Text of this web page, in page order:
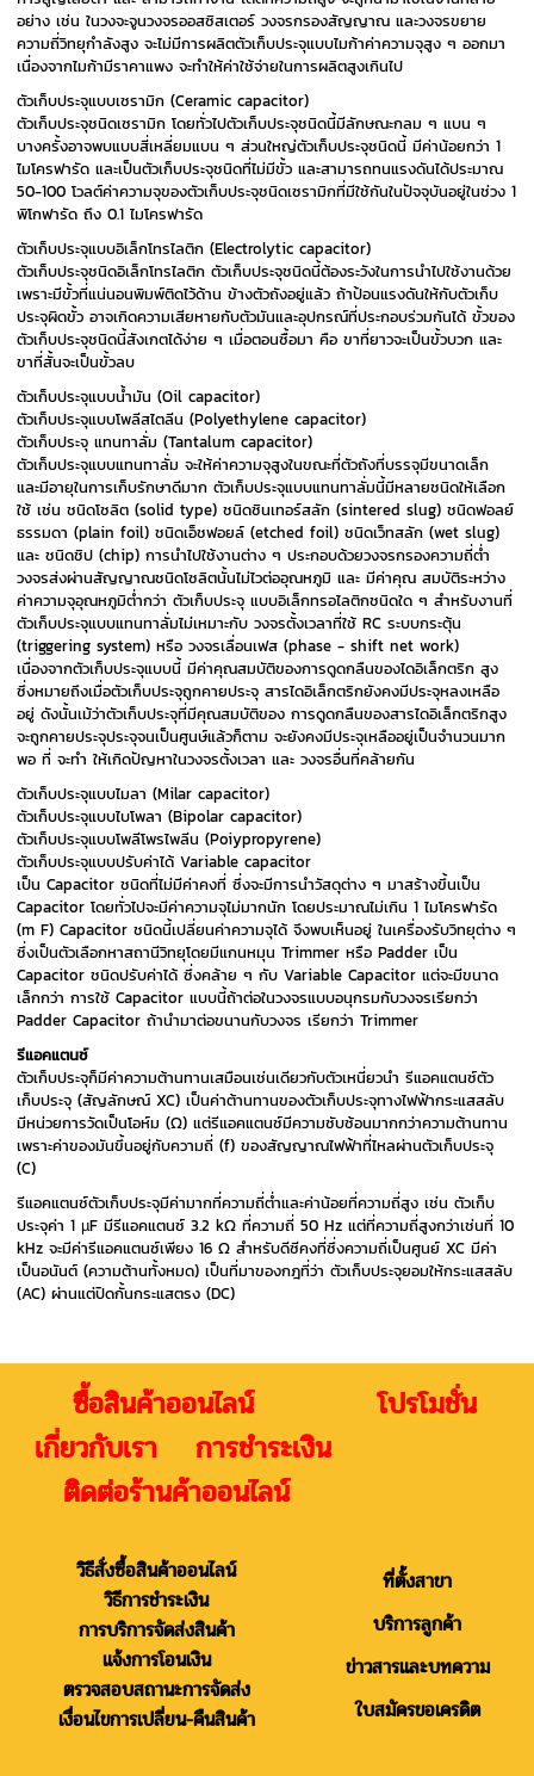
อย่าง เช่น ในวงจะจูนวงจรออสซิสเตอร์ วงจรกรองสัญญาณ และวงจรขยาย
ความถี่วิทยุกำลังสูง จะไม่มีการผลิตตัวเก็บประจุแบบไมก้าค่าความจุสูง ๆ ออกมา
เนื่องจากไมก้ามีราคาแพง จะทำให้ค่าใช้จ่ายในการผลิตสูงเกินไป
ตัวเก็บประจุแบบเซรามิก (Ceramic capacitor)
ตัวเก็บประจุชนิดเซรามิก โดยทั่วไปตัวเก็บประจุชนิดนี้มีลักษณะกลม ๆ แบน ๆ
บางครั้งอาจพบแบบสี่เหลี่ยมแบน ๆ ส่วนใหญ่ตัวเก็บประจุชนิดนี้ มีค่าน้อยกว่า 1
ไมโครฟารัด และเป็นตัวเก็บประจุชนิดที่ไม่มีขั้ว และสามารถทนแรงดันได้ประมาณ
50-100 โวลต์ค่าความจุของตัวเก็บประจุชนิดเซรามิกที่มีใช้กันในปัจจุบันอยู่ในช่วง 1
พิโกฟารัด ถึง 0.1 ไมโครฟารัด
ตัวเก็บประจุแบบอิเล็กโทรไลติก (Electrolytic capacitor)
ตัวเก็บประจุชนิดอิเล็กโทรไลติก ตัวเก็บประจุชนิดนี้ต้องระวังในการนำไปใช้งานด้วย
เพราะมีขั้วที่แน่นอนพิมพ์ติดไว้ด้าน ข้างตัวถังอยู่แล้ว ถ้าป้อนแรงดันให้กับตัวเก็บ
ประจุผิดขั้ว อาจเกิดความเสียหายกับตัวมันและอุปกรณ์ที่ประกอบร่วมกันได้ ขั้วของ
ตัวเก็บประจุชนิดนี้สังเกตได้ง่าย ๆ เมื่อตอนซื้อมา คือ ขาที่ยาวจะเป็นขั้วบวก และ
ขาที่สั้นจะเป็นขั้วลบ
ตัวเก็บประจุแบบน้ำมัน (Oil capacitor)
ตัวเก็บประจุแบบโพลีสไตลีน (Polyethylene capacitor)
ตัวเก็บประจุ แทนทาลั่ม (Tantalum capacitor)
ตัวเก็บประจุแบบแทนทาลั่ม จะให้ค่าความจุสูงในขณะที่ตัวถังที่บรรจุมีขนาดเล็ก
และมีอายุในการเก็บรักษาดีมาก ตัวเก็บประจุแบบแทนทาลั่มนี้มีหลายชนิดให้เลือก
ใช้ เช่น ชนิดโซลิต (solid type) ชนิดซินเทอร์สลัก (sintered slug) ชนิดฟอลย์
ธรรมดา (plain foil) ชนิดเอ็ชฟอยล์ (etched foil) ชนิดเว็ทสลัก (wet slug)
และ ชนิดชิป (chip) การนำไปใช้งานต่าง ๆ ประกอบด้วยวงจรกรองความถี่ต่ำ
วงจรส่งผ่านสัญญาณชนิดโซลิตนั้นไม่ไวต่ออุณหภูมิ และ มีค่าคุณ สมบัติระหว่าง
ค่าความจุอุณหภูมิต่ำกว่า ตัวเก็บประจุ แบบอิเล็กทรอไลติกชนิดใด ๆ สำหรับงานที่
ตัวเก็บประจุแบบแทนทาลั่มไม่เหมาะกับ วงจรตั้งเวลาที่ใช้ RC ระบบกระตุ้น
(triggering system) หรือ วงจรเลื่อนเฟส (phase - shift net work)
เนื่องจากตัวเก็บประจุแบบนี้ มีค่าคุณสมบัติของการดูดกลืนของไดอิเล็กตริก สูง
ซึ่งหมายถึงเมื่อตัวเก็บประจุถูกคายประจุ สารไดอิเล็กตริกยังคงมีประจุหลงเหลือ
อยู่ ดังนั้นเม้ว่าตัวเก็บประจุที่มีคุณสมบัติของ การดูดกลืนของสารไดอิเล็กตริกสูง
จะถูกคายประจุประจุจนเป็นศูนษ์แล้วก็ตาม จะยังคงมีประจุเหลืออยู่เป็นจำนวนมาก
พอ ที่ จะทำ ให้เกิดปัญหาในวงจรตั้งเวลา และ วงจรอื่นที่คล้ายกัน
ตัวเก็บประจุแบบไมลา (Milar capacitor)
ตัวเก็บประจุแบบไบโพลา (Bipolar capacitor)
ตัวเก็บประจุแบบโพลีโพรไพลีน (Poiypropyrene)
ตัวเก็บประจุแบบปรับค่าได้ Variable capacitor
เป็น Capacitor ชนิดที่ไม่มีค่าคงที่ ซึ่งจะมีการนำวัสดุต่าง ๆ มาสร้างขึ้นเป็น
Capacitor โดยทั่วไปจะมีค่าความจุไม่มากนัก โดยประมาณไม่เกิน 1 ไมโครฟารัด
(m F) Capacitor ชนิดนี้เปลี่ยนค่าความจุได้ จึงพบเห็นอยู่ ในเครื่องรับวิทยุต่าง ๆ
ซึ่งเป็นตัวเลือกหาสถานีวิทยุโดยมีแกนหมุน Trimmer หรือ Padder เป็น
Capacitor ชนิดปรับค่าได้ ซึ่งคล้าย ๆ กับ Variable Capacitor แต่จะมีขนาด
เล็กกว่า การใช้ Capacitor แบบนี้ถ้าต่อในวงจรแบบอนุกรมกับวงจรเรียกว่า
Padder Capacitor ถ้านำมาต่อขนานกับวงจร เรียกว่า Trimmer
รีแอคแตนซ์
ตัวเก็บประจุก็มีค่าความต้านทานเสมือนเช่นเดียวกับตัวเหนี่ยวนำ รีแอคแตนซ์ตัว
เก็บประจุ (สัญลักษณ์ XC) เป็นค่าต้านทานของตัวเก็บประจุทางไฟฟ้ากระแสสลับ
มีหน่วยการวัดเป็นโอห์ม (Ω) แต่รีแอคแตนซ์มีความซับซ้อนมากกว่าความต้านทาน
เพราะค่าของมันขึ้นอยู่กับความถี่ (f) ของสัญญาณไฟฟ้าที่ไหลผ่านตัวเก็บประจุ
(C)
รีแอคแตนซ์ตัวเก็บประจุมีค่ามากที่ความถี่ต่ำและค่าน้อยที่ความถี่สูง เช่น ตัวเก็บ
ประจุค่า 1 µF มีรีแอคแตนซ์ 3.2 kΩ ที่ความถี่ 50 Hz แต่ที่ความถี่สูงกว่าเช่นที่ 10
kHz จะมีค่ารีแอคแตนซ์เพียง 16 Ω สำหรับดีซีคงที่ซึ่งความถี่เป็นศูนย์ XC มีค่า
เป็นอนันต์ (ความต้านทั้งหมด) เป็นที่มาของกฎที่ว่า ตัวเก็บประจุยอมให้กระแสสลับ
(AC) ผ่านแต่ปิดกั้นกระแสตรง (DC)
ซื้อสินค้าออนไลน์ โปรโมชั่น
เกี่ยวกับเรา การชำระเงิน
ติดต่อร้านค้าออนไลน์
วิธีสั่งซื้อสินค้าออนไลน์
วิธีการชำระเงิน
การบริการจัดส่งสินค้า
แจ้งการโอนเงิน
ตรวจสอบสถานะการจัดส่ง
เงื่อนไขการเปลี่ยน-คืนสินค้า
ที่ตั้งสาขา
บริการลูกค้า
ข่าวสารและบทความ
ใบสมัครขอเครดิต